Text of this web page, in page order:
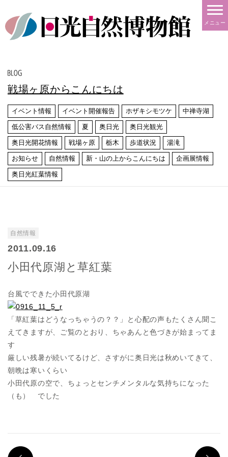
メニュー
戦場ヶ原からこんにちは
イベント情報 イベント開催報告 ホザキシモツケ 中禅寺湖
低公害バス自然情報 夏 奥日光 奥日光観光
奥日光開花情報 戦場ヶ原 栃木 歩道状況 湯滝
お知らせ 自然情報 新・山の上からこんにちは 企画展情報
奥日光紅葉情報
自然情報
2011.09.16
小田代原湖と草紅葉
台風でできた小田代原湖
「草紅葉はどうなっちゃうの？？」と心配の声もたくさん聞こ
えてきますが、ご覧のとおり、ちゃあんと色づきが始まってま
す
厳しい残暑が続いてるけど、さすがに奥日光は秋めいてきて、
朝晩は寒いくらい
小田代原の空で、ちょっとセンチメンタルな気持ちになった
（も） でした